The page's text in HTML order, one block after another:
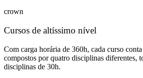
crown
Cursos de altíssimo nível
Com carga horária de 360h, cada curso
compostos por quatro disciplinas diferentes,
disciplinas de 30h.